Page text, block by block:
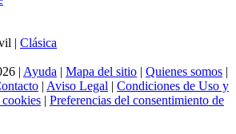
| Clásica
| Ayuda | Mapa del sitio | Quienes somos |
| Aviso Legal | Condiciones de Uso y
| Preferencias del consentimiento de